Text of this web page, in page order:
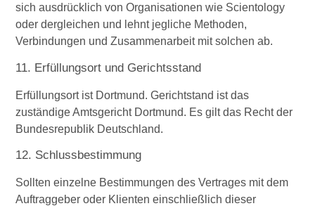
sich ausdrücklich von Organisationen wie Scientology
oder dergleichen und lehnt jegliche Methoden,
Verbindungen und Zusammenarbeit mit solchen ab.
11. Erfüllungsort und Gerichtsstand
Erfüllungsort ist Dortmund. Gerichtstand ist das
zuständige Amtsgericht Dortmund. Es gilt das Recht der
Bundesrepublik Deutschland.
12. Schlussbestimmung
Sollten einzelne Bestimmungen des Vertrages mit dem
Auftraggeber oder Klienten einschließlich dieser